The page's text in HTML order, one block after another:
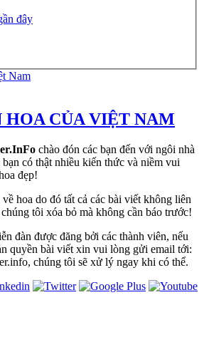
đây
HOA CỦA VIỆT NAM
chào đón các bạn đến với ngôi nhà
bạn có thật nhiều kiến thức và niềm vui
đẹp!
hoa do đó tất cả các bài viết không liên
tôi xóa bỏ mà không cần báo trước!
đàn được đăng bởi các thành viên, nếu
quyền bài viết xin vui lòng gửi email tới:
chúng tôi sẽ xử lý ngay khi có thể.